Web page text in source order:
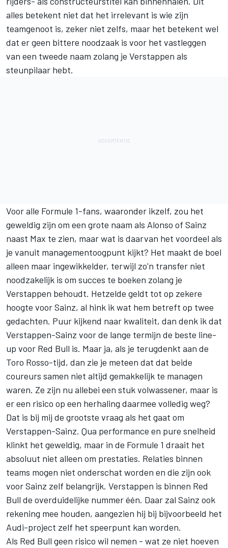
alles betekent niet dat het irrelevant is wie zijn
teamgenoot is, zeker niet zelfs, maar het betekent wel
dat er geen bittere noodzaak is voor het vastleggen
van een tweede naam zolang je Verstappen als
steunpilaar hebt.
Voor alle Formule 1-fans, waaronder ikzelf, zou het
geweldig zijn om een grote naam als Alonso of Sainz
naast Max te zien, maar wat is daarvan het voordeel als
je vanuit managementoogpunt kijkt? Het maakt de boel
alleen maar ingewikkelder, terwijl zo'n transfer niet
noodzakelijk is om succes te boeken zolang je
Verstappen behoudt. Hetzelde geldt tot op zekere
hoogte voor Sainz, al hink ik wat hem betreft op twee
gedachten. Puur kijkend naar kwaliteit, dan denk ik dat
Verstappen-Sainz voor de lange termijn de beste line-
up voor Red Bull is. Maar ja, als je terugdenkt aan de
Toro Rosso-tijd, dan zie je meteen dat dat beide
coureurs samen niet altijd gemakkelijk te managen
waren. Ze zijn nu allebei een stuk volwassener, maar is
er een risico op een herhaling daarmee volledig weg?
Dat is bij mij de grootste vraag als het gaat om
Verstappen-Sainz. Qua performance en pure snelheid
klinkt het geweldig, maar in de Formule 1 draait het
absoluut niet alleen om prestaties. Relaties binnen
teams mogen niet onderschat worden en die zijn ook
voor Sainz zelf belangrijk. Verstappen is binnen Red
Bull de overduidelijke nummer één. Daar zal Sainz ook
rekening mee houden, aangezien hij bij bijvoorbeeld het
Audi-project zelf het speerpunt kan worden.
Als Red Bull geen risico wil nemen - wat ze niet hoeven